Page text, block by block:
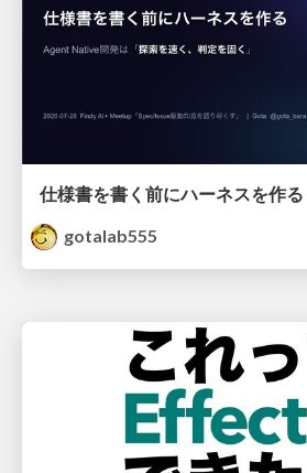
gotalab555